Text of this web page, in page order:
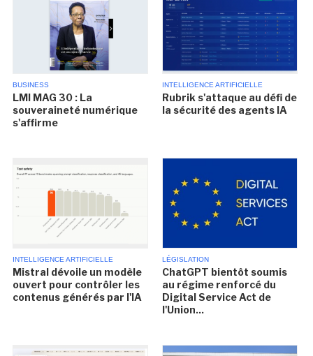
BUSINESS
LMI MAG 30 : La
souveraineté numérique
s'affirme
INTELLIGENCE ARTIFICIELLE
Rubrik s'attaque au défi de
la sécurité des agents IA
INTELLIGENCE ARTIFICIELLE
Mistral dévoile un modèle
ouvert pour contrôler les
contenus générés par l'IA
LÉGISLATION
ChatGPT bientôt soumis
au régime renforcé du
Digital Service Act de
l'Union...